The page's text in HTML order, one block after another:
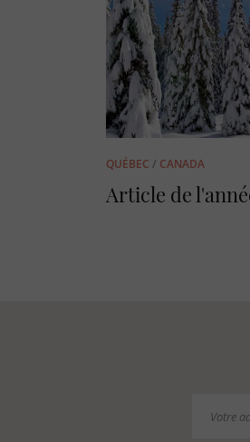
QUÉBEC / CANADA
Article de